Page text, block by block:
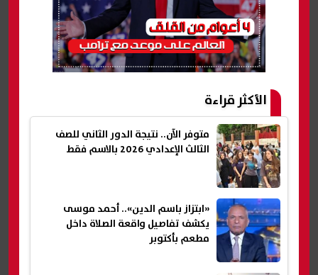
الأكثر قراءة
متوفر الآن.. نتيجة الدور الثاني للصف
الثالث الإعدادي 2026 بالاسم فقط
«ابتزاز باسم الدين».. أحمد موسى
يكشف تفاصيل واقعة الصلاة داخل
مطعم بأكتوبر